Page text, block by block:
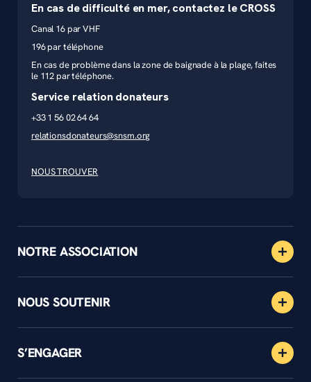
En cas de difficulté en mer, contactez le CROSS
Canal 16 par VHF
196 par téléphone
En cas de problème dans la zone de baignade à la plage, faites
le 112 par téléphone.
Service relation donateurs
+33 1 56 02 64 64
relationsdonateurs@snsm.org
NOUS TROUVER
NOTRE ASSOCIATION
NOUS SOUTENIR
S’ENGAGER